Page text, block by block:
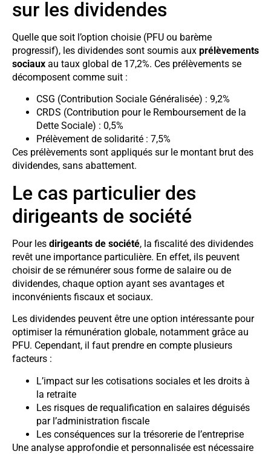
sur les dividendes
Quelle que soit l’option choisie (PFU ou barème
progressif), les dividendes sont soumis aux prélèvements
sociaux au taux global de 17,2%. Ces prélèvements se
décomposent comme suit :
CSG (Contribution Sociale Généralisée) : 9,2%
CRDS (Contribution pour le Remboursement de la
Dette Sociale) : 0,5%
Prélèvement de solidarité : 7,5%
Ces prélèvements sont appliqués sur le montant brut des
dividendes, sans abattement.
Le cas particulier des
dirigeants de société
Pour les dirigeants de société, la fiscalité des dividendes
revêt une importance particulière. En effet, ils peuvent
choisir de se rémunérer sous forme de salaire ou de
dividendes, chaque option ayant ses avantages et
inconvénients fiscaux et sociaux.
Les dividendes peuvent être une option intéressante pour
optimiser la rémunération globale, notamment grâce au
PFU. Cependant, il faut prendre en compte plusieurs
facteurs :
L’impact sur les cotisations sociales et les droits à
la retraite
Les risques de requalification en salaires déguisés
par l’administration fiscale
Les conséquences sur la trésorerie de l’entreprise
Une analyse approfondie et personnalisée est nécessaire